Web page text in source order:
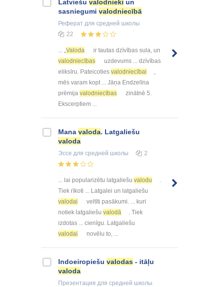
Latviešu valodnieki un
sasniegumi valodniecībā
Реферат для средней школы
22
... „Valoda
ir tautas dzīvības sula, un
valodniecības
uzdevums ... dzīvības
eliksīru. Pateicoties valodniecībai
,
mēs varam kopt ... Jāņa Endzelīna
prēmija valodniecības
zinātnē 5.
Ekscerptiem ...
Mana valoda. Latgaliešu
valoda
Эссе для средней школы 2
... lai popularizētu latgaliešu valodu
.
Tiek rīkoti ... Latgalei un latgaliešu
valodai
veltīti pasākumi. ... kuri
notiek latgaliešu valodā
. Tiek
izdotas ... cienīgu. Latgaliešu
valodai
novēlu to, ...
Indoeiropiešu valodas - itāļu
valoda
Презентация для средней школы